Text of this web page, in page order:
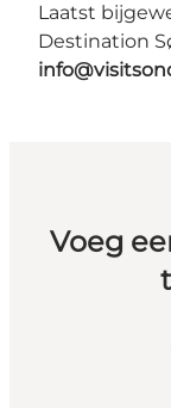
Laatst
Destination
Voeg